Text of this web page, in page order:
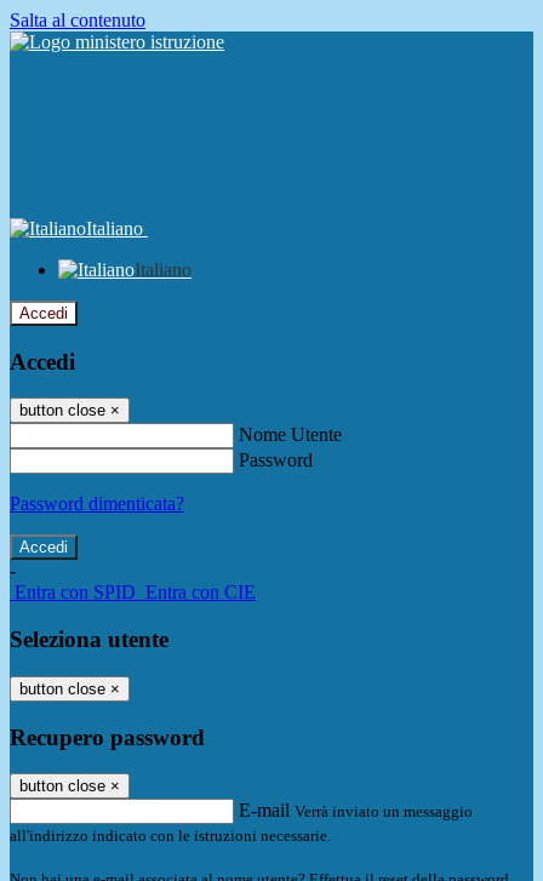
Salta al contenuto
Italiano
Italiano
Accedi
Accedi
button close ×
Nome Utente
Password
Password dimenticata?
-
Entra con SPID Entra con CIE
Seleziona utente
button close ×
Recupero password
button close ×
E-mail Verrà inviato un messaggio
all'indirizzo indicato con le istruzioni necessarie.